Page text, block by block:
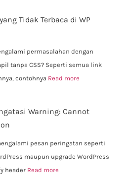
Tidak Terbaca di WP
permasalahan dengan
tanpa CSS? Seperti semua link
contohnya Read more
Warning: Cannot
pesan peringatan seperti
maupun upgrade WordPress
header Read more